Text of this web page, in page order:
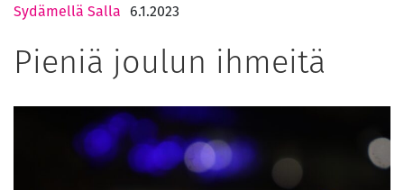
Sydämellä Salla 6.1.2023
Pieniä joulun ihmeitä